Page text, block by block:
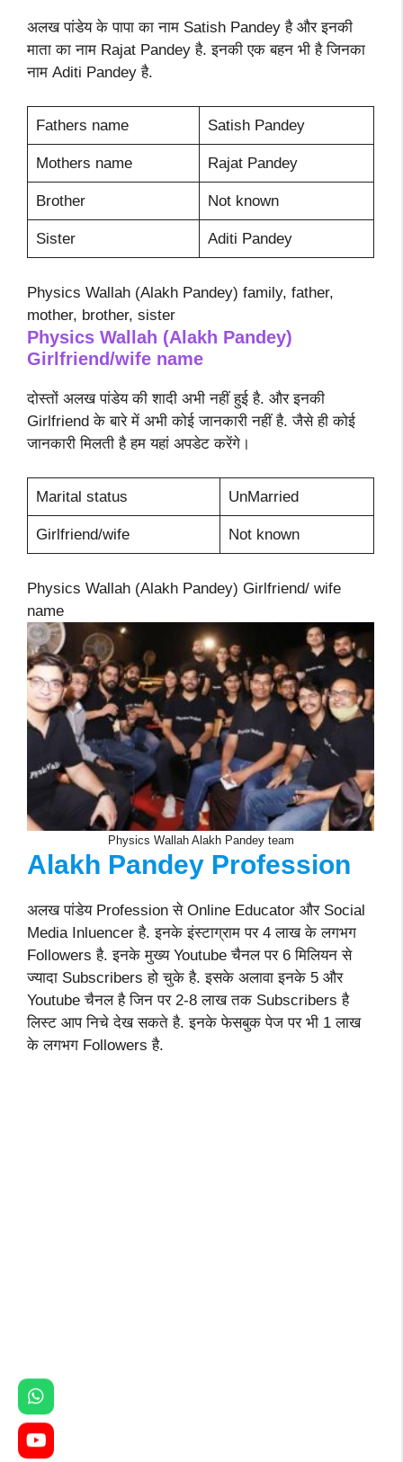
अलख पांडेय के पापा का नाम Satish Pandey है और इनकी
माता का नाम Rajat Pandey है. इनकी एक बहन भी है जिनका
नाम Aditi Pandey है.
Fathers name Satish Pandey
Mothers name Rajat Pandey
Brother Not known
Sister Aditi Pandey
Physics Wallah (Alakh Pandey) family, father,
mother, brother, sister
Physics Wallah (Alakh Pandey)
Girlfriend/wife name
दोस्तों अलख पांडेय की शादी अभी नहीं हुई है. और इनकी
Girlfriend के बारे में अभी कोई जानकारी नहीं है. जैसे ही कोई
जानकारी मिलती है हम यहां अपडेट करेंगे।
Marital status UnMarried
Girlfriend/wife Not known
Physics Wallah (Alakh Pandey) Girlfriend/ wife
name
Physics Wallah Alakh Pandey team
Alakh Pandey Profession
अलख पांडेय Profession से Online Educator और Social
Media Inluencer है. इनके इंस्टाग्राम पर 4 लाख के लगभग
Followers है. इनके मुख्य Youtube चैनल पर 6 मिलियन से
ज्यादा Subscribers हो चुके है. इसके अलावा इनके 5 और
Youtube चैनल है जिन पर 2-8 लाख तक Subscribers है
लिस्ट आप निचे देख सकते है. इनके फेसबुक पेज पर भी 1 लाख
के लगभग Followers है.